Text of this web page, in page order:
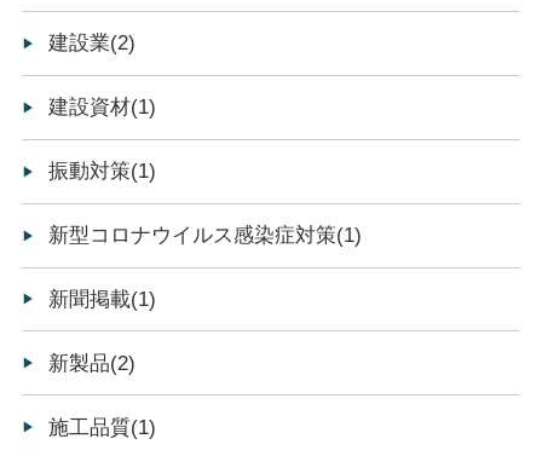
建設業(2)
建設資材(1)
振動対策(1)
新型コロナウイルス感染症対策(1)
新聞掲載(1)
新製品(2)
施工品質(1)